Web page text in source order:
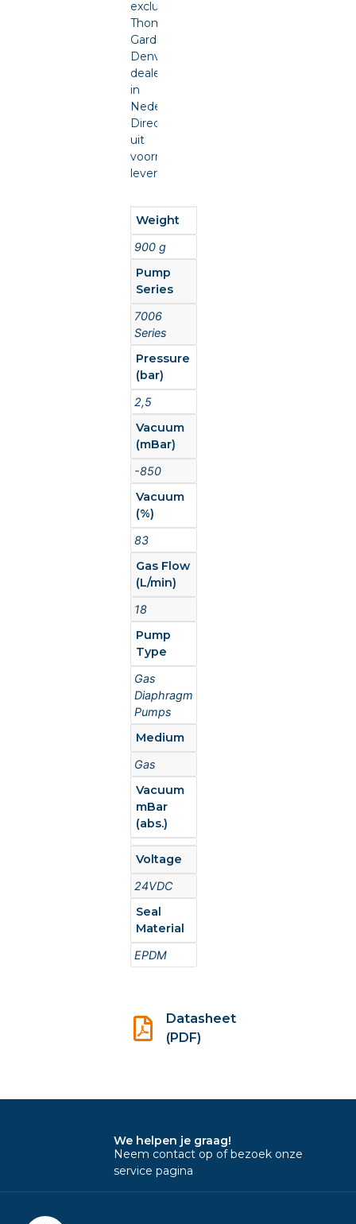
exclusief
Thomas
Gardner
Denver
dealer
in
Nederland.
Direct
uit
voorraad
leverbaar.
Weight
900 g
Pump
Series
7006
Series
Pressure
(bar)
2,5
Vacuum
(mBar)
-850
Vacuum
(%)
83
Gas Flow
(L/min)
18
Pump
Type
Gas
Diaphragm
Pumps
Medium
Gas
Vacuum
mBar
(abs.)
Voltage
24VDC
Seal
Material
EPDM
Datasheet
(PDF)
We helpen je graag!
Neem contact op of bezoek onze
service pagina